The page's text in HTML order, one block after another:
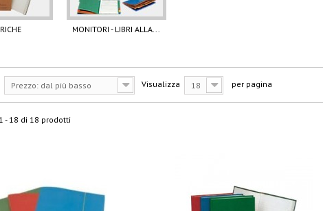
MONITORI - LIBRI ALLA...
Prezzo: dal più basso Visualizza 18 per pagina
- 18 di 18 prodotti